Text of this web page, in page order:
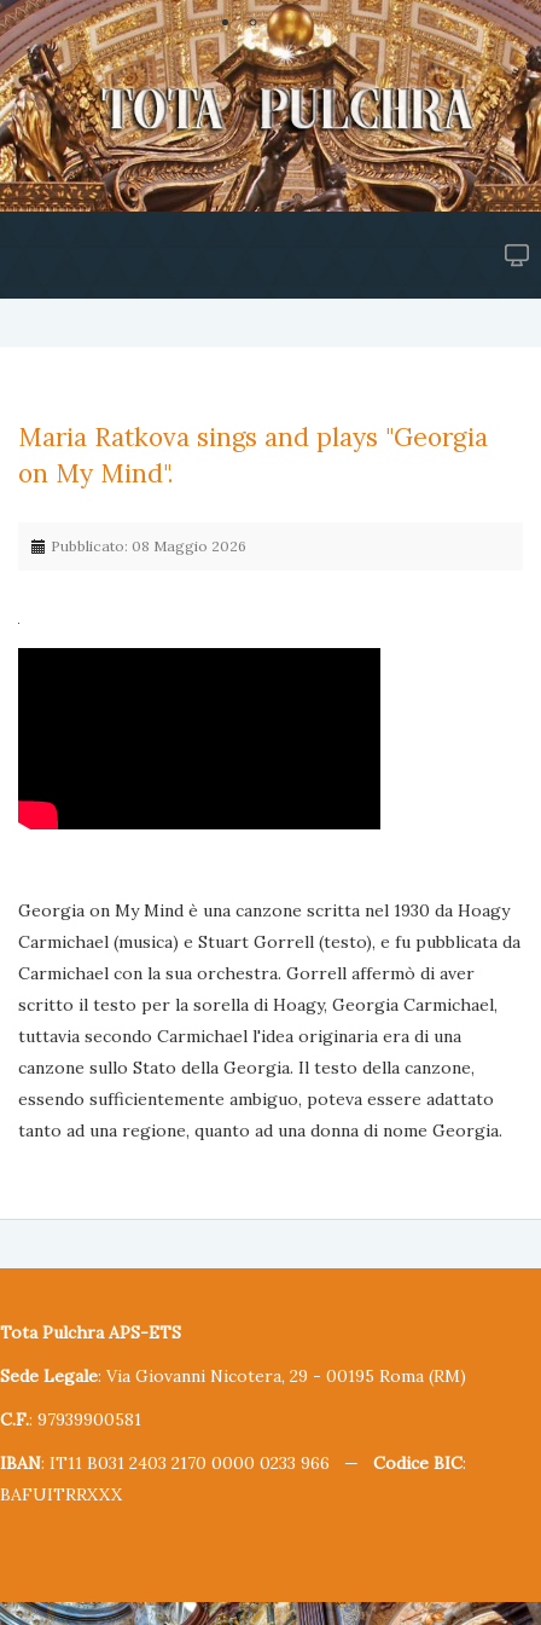
Maria Ratkova sings and plays "Georgia
on My Mind".
Pubblicato: 08 Maggio 2026
Georgia on My Mind è una canzone scritta nel 1930 da Hoagy
Carmichael (musica) e Stuart Gorrell (testo), e fu pubblicata da
Carmichael con la sua orchestra. Gorrell affermò di aver
scritto il testo per la sorella di Hoagy, Georgia Carmichael,
tuttavia secondo Carmichael l'idea originaria era di una
canzone sullo Stato della Georgia. Il testo della canzone,
essendo sufficientemente ambiguo, poteva essere adattato
tanto ad una regione, quanto ad una donna di nome Georgia.
Tota Pulchra APS-ETS
Sede Legale: Via Giovanni Nicotera, 29 - 00195 Roma (RM)
C.F.: 97939900581
IBAN: IT11 B031 2403 2170 0000 0233 966 — Codice BIC:
BAFUITRRXXX